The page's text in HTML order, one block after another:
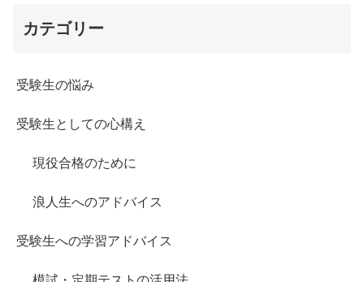
カテゴリー
受験生の悩み
受験生としての心構え
現役合格のために
浪人生へのアドバイス
受験生への学習アドバイス